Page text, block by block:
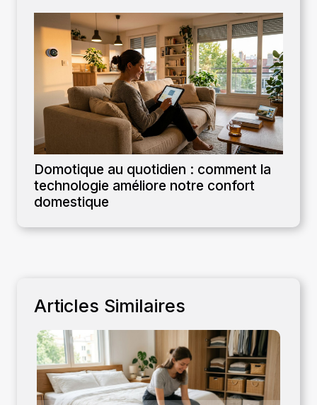
Domotique au quotidien : comment la
technologie améliore notre confort
domestique
Articles Similaires